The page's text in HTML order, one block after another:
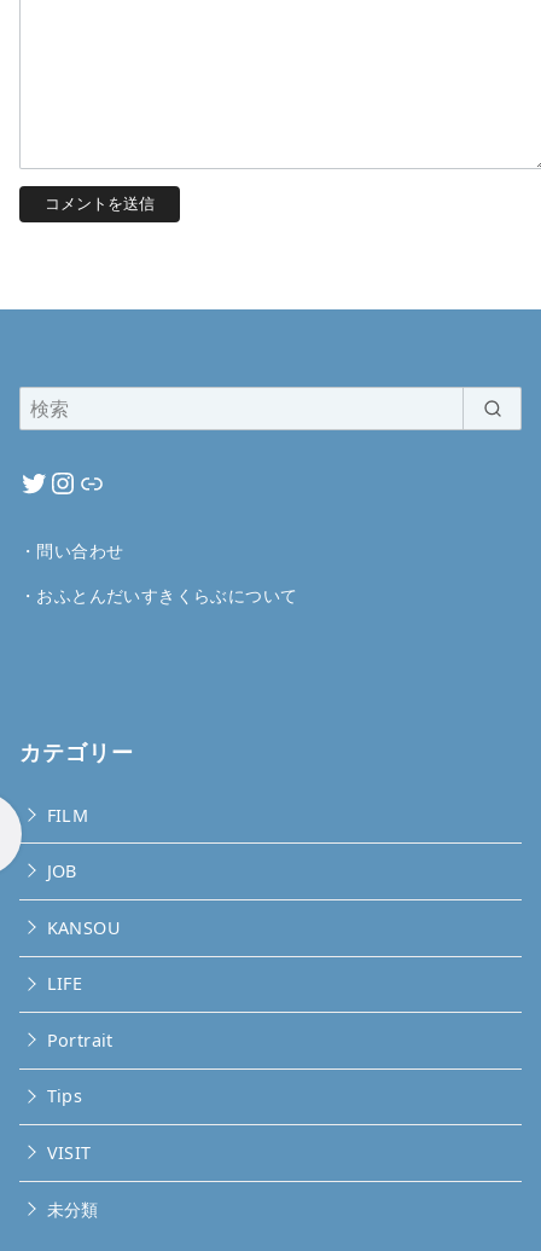
・ 問い合わせ
・ おふとんだいすきくらぶについて
カテゴリー
FILM
JOB
KANSOU
LIFE
Portrait
Tips
VISIT
未分類